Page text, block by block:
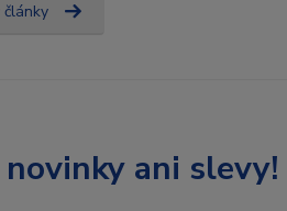
ani slevy!